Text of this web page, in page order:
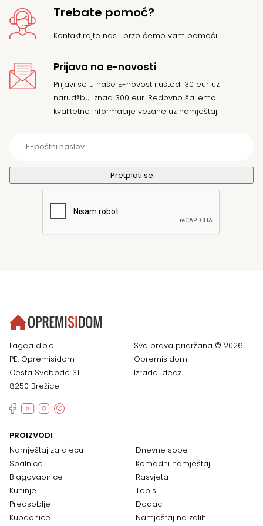
Trebate pomoć?
Kontaktirajte nas i brzo ćemo vam pomoći.
Prijava na e-novosti
Prijavi se u naše E-novost i uštedi 30 eur uz
narudžbu iznad 300 eur. Redovno šaljemo
kvalitetne informacije vezane uz namještaj.
Lagea d.o.o.
PE: Opremisidom
Cesta Svobode 31
8250 Brežice
Sva prava pridržana © 2026
Opremisidom
Izrada Ideaz
PROIZVODI
Namještaj za djecu
Spalnice
Blagovaonice
Kuhinje
Predsoblje
Kupaonice
Dnevne sobe
Komadni namještaj
Rasvjeta
Tepisi
Dodaci
Namještaj na zalihi